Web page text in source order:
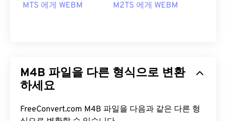
MTS 에게 WEBM M2TS 에게 WEBM
M4B 파일을 다른 형식으로 변환
하세요
FreeConvert.com M4B 파일을 다음과 같은 다른 형